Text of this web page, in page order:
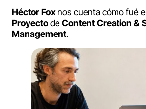
Héctor Fox nos cuenta cómo fué
ProyectodeContent Creation &
Management.